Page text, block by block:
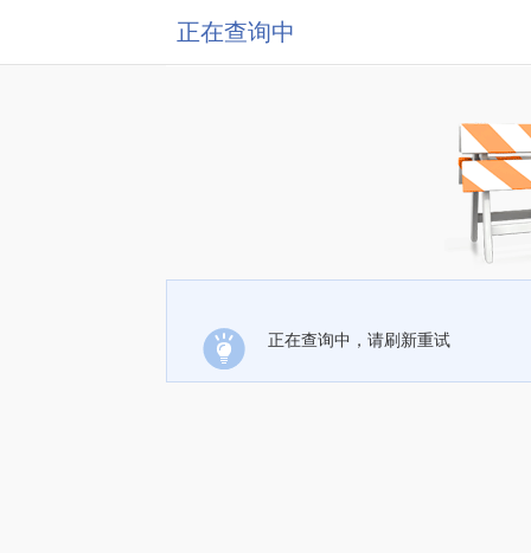
正在查询中
正在查询中，请刷新重试